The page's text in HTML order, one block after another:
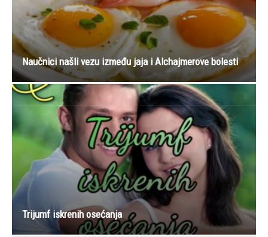
Naučnici našli vezu između jaja i Alchajmerove bolesti
Trijumf iskrenih osećanja